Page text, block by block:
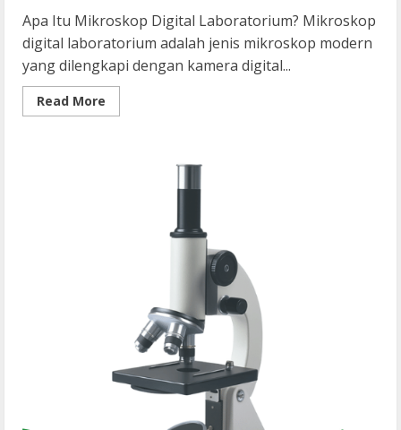
Apa Itu Mikroskop Digital Laboratorium? Mikroskop
digital laboratorium adalah jenis mikroskop modern
yang dilengkapi dengan kamera digital...
Read More
more
Laboratorium